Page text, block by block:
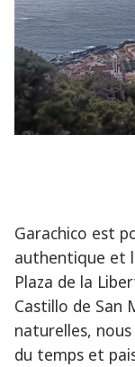
Garachico est
authentique et
Plaza de la
Castillo de San
naturelles,
du temps et